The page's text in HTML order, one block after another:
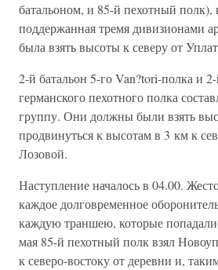
батальоном, и 85-й пехотный полк),
поддержанная тремя дивизионами
была взять высоты к северу от
2-й батальон 5-го Van?tori-полка и
германского пехотного полка
группу. Они должны были взять
продвинуться к высотам в 3 км к
Лозовой.
Наступление началось в 04.00.
каждое долговременное
каждую траншею, которые
мая 85-й пехотный полк взял
к северо-востоку от деревни и,